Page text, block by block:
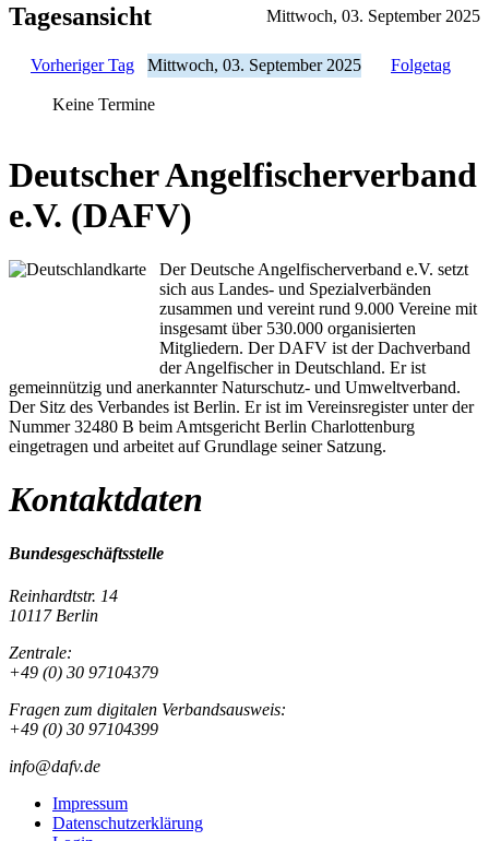
Tagesansicht Mittwoch, 03. September 2025
Vorheriger Tag Mittwoch, 03. September 2025 Folgetag
Keine Termine
Deutscher Angelfischerverband
e.V. (DAFV)
Der Deutsche Angelfischerverband e.V. setzt
sich aus Landes- und Spezialverbänden
zusammen und vereint rund 9.000 Vereine mit
insgesamt über 530.000 organisierten
Mitgliedern. Der DAFV ist der Dachverband
der Angelfischer in Deutschland. Er ist
gemeinnützig und anerkannter Naturschutz- und Umweltverband.
Der Sitz des Verbandes ist Berlin. Er ist im Vereinsregister unter der
Nummer 32480 B beim Amtsgericht Berlin Charlottenburg
eingetragen und arbeitet auf Grundlage seiner Satzung.
Kontaktdaten
Bundesgeschäftsstelle
Reinhardtstr. 14
10117 Berlin
Zentrale:
+49 (0) 30 97104379
Fragen zum digitalen Verbandsausweis:
+49 (0) 30 97104399
info@dafv.de
Impressum
Datenschutzerklärung